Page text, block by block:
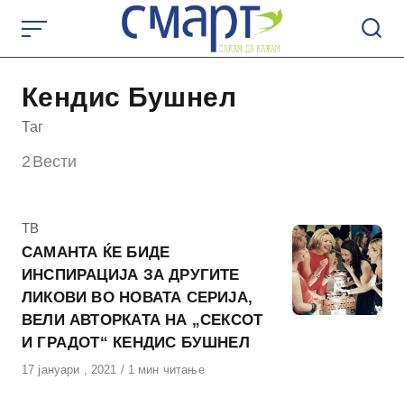
content
Кендис Бушнел
Таг
2 Вести
КАтегорија
ТВ
САМАНТА ЌЕ БИДЕ
ИНСПИРАЦИЈА ЗА ДРУГИТЕ
ЛИКОВИ ВО НОВАТА СЕРИЈА,
ВЕЛИ АВТОРКАТА НА „СЕКСОТ
И ГРАДОТ“ КЕНДИС БУШНЕЛ
Објавено
17 јануари , 2021 1 мин читање